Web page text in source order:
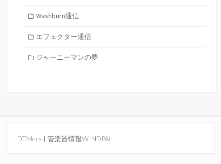
Washburn通信
エフェクター通信
ジャーニーマンの夢
DTMers | 管楽器情報WINDPAL